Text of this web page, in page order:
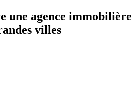
une agence immobilière
villes